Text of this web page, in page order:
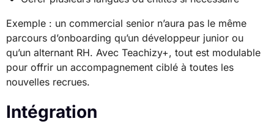
Exemple : un commercial senior n’aura pas le même
parcours d’onboarding qu’un développeur junior ou
qu’un alternant RH. Avec Teachizy+, tout est modulable
pour offrir un accompagnement ciblé à toutes les
nouvelles recrues.
Intégration